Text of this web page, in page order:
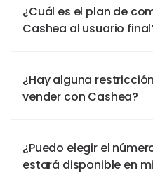
¿Cuál es el plan de
Cashea al usuario
¿Hay alguna
vender con Cashea?
¿Puedo elegir el
estará disponible en